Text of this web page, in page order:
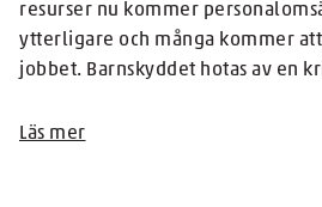
resurser nu kommer
ytterligare och många kommer
jobbet. Barnskyddet hotas av en
Läs mer